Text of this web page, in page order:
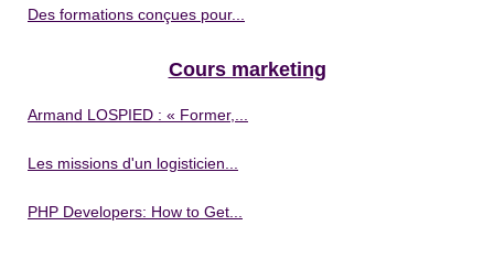
Des formations conçues pour...
Cours marketing
Armand LOSPIED : « Former,...
Les missions d'un logisticien...
PHP Developers: How to Get...